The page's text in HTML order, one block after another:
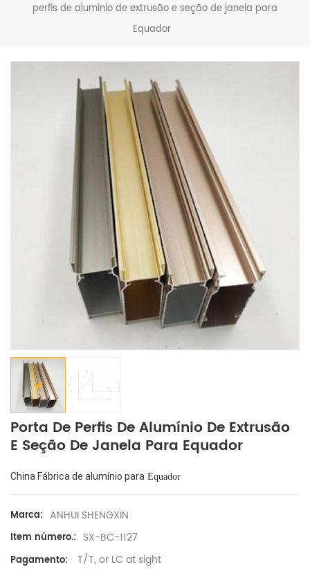
perfis de alumínio de extrusão e seção de janela para
Equador
Porta De Perfis De Alumínio De Extrusão
E Seção De Janela Para Equador
China Fábrica de alumínio para Equador
Marca: ANHUI SHENGXIN
Item número.: SX-BC-1127
Pagamento: T/T, or LC at sight